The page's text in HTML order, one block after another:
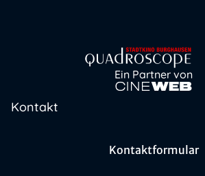
Ein Partner von
Kontakt
Kontaktformular